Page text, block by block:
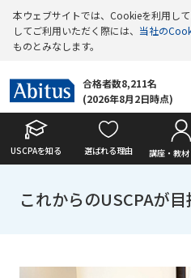
本ウェブサイトでは、Cookieを利用し
してご利用いただく際には、 当社の
ものとみなします。
合格者数8,211名
(2026年8月2日時点)
USCPAを知る 選ばれる理由 講座・教
これからのUSCPAが